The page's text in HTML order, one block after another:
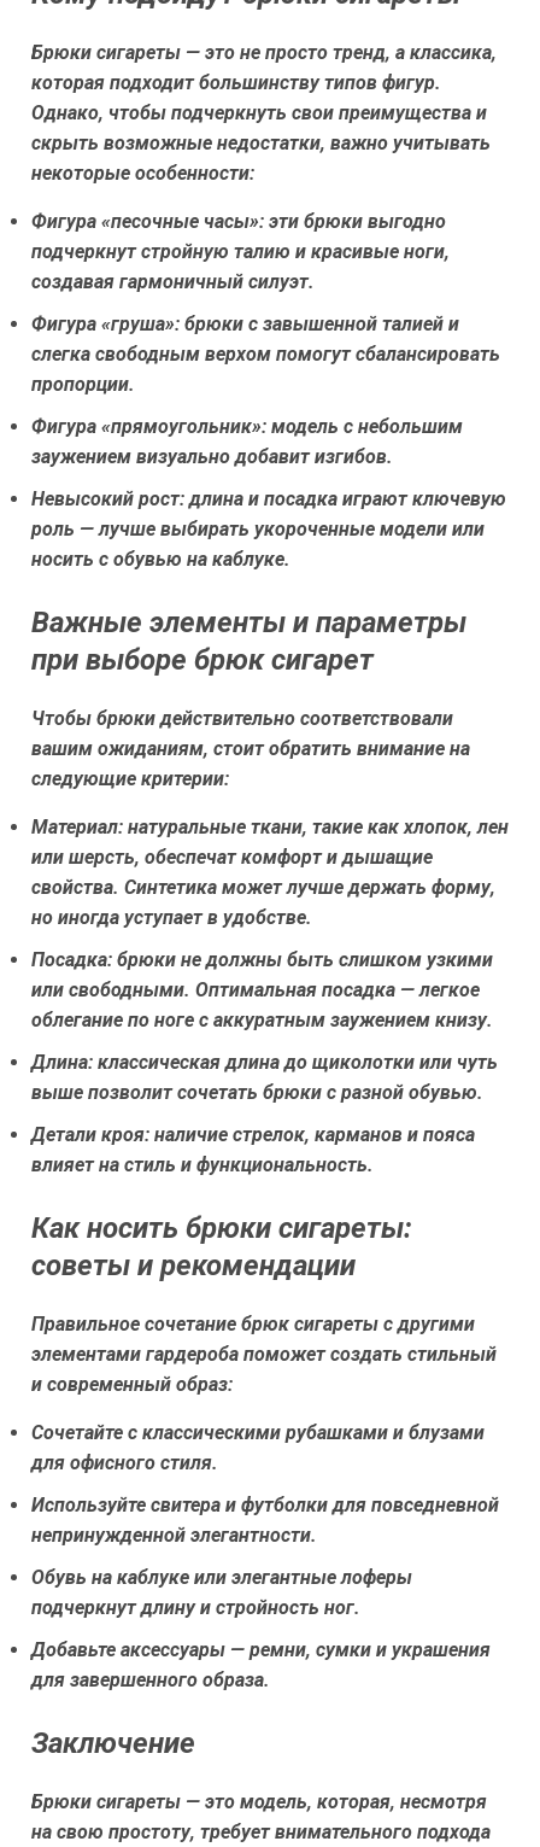
Брюки сигареты — это не просто тренд, а классика,
которая подходит большинству типов фигур.
Однако, чтобы подчеркнуть свои преимущества и
скрыть возможные недостатки, важно учитывать
некоторые особенности:
Фигура «песочные часы»: эти брюки выгодно
подчеркнут стройную талию и красивые ноги,
создавая гармоничный силуэт.
Фигура «груша»: брюки с завышенной талией и
слегка свободным верхом помогут сбалансировать
пропорции.
Фигура «прямоугольник»: модель с небольшим
заужением визуально добавит изгибов.
Невысокий рост:длина и посадка играют ключевую
роль — лучше выбирать укороченные модели или
носить с обувью на каблуке.
Важные элементы и параметры
при выборе брюк сигарет
Чтобы брюки действительно соответствовали
вашим ожиданиям, стоит обратить внимание на
следующие критерии:
Материал: натуральные ткани, такие как хлопок, лен
или шерсть, обеспечат комфорт и дышащие
свойства. Синтетика может лучше держать форму,
но иногда уступает в удобстве.
Посадка: брюки не должны быть слишком узкими
или свободными. Оптимальная посадка — легкое
облегание по ноге с аккуратным заужением книзу.
Длина: классическая длина до щиколотки или чуть
выше позволит сочетать брюки с разной обувью.
Детали кроя: наличие стрелок, карманов и пояса
влияет на стиль и функциональность.
Как носить брюки сигареты:
советы и рекомендации
Правильное сочетание брюк сигареты с другими
элементами гардероба поможет создать стильный
и современный образ:
Сочетайте с классическими рубашками и блузами
для офисного стиля.
Используйте свитера и футболки для повседневной
непринужденной элегантности.
Обувь на каблуке или элегантные лоферы
подчеркнут длину и стройность ног.
Добавьте аксессуары — ремни, сумки и украшения
для завершенного образа.
Заключение
Брюки сигареты — это модель, которая, несмотря
на свою простоту, требует внимательного подхода